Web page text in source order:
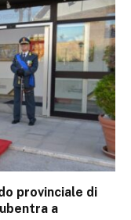
provinciale di
a